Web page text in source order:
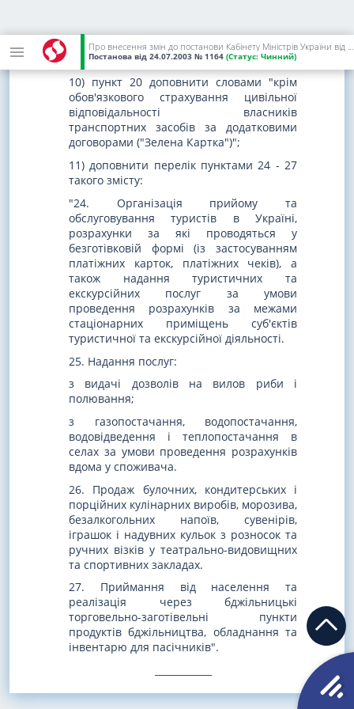
Про внесення змін до постанови Кабінету Міністрів України від 23 серпня 2000 р. N 1336
Постанова від 24.07.2003 № 1164 (Статус: Чинний)
також продаж алкогольних напоїв і
тютюнових виробів";
10) пункт 20 доповнити словами "крім
обов'язкового страхування цивільної
відповідальності власників
транспортних засобів за додатковими
договорами ("Зелена Картка")";
11) доповнити перелік пунктами 24 - 27
такого змісту:
"24. Організація прийому та
обслуговування туристів в Україні,
розрахунки за які проводяться у
безготівковій формі (із застосуванням
платіжних карток, платіжних чеків), а
також надання туристичних та
екскурсійних послуг за умови
проведення розрахунків за межами
стаціонарних приміщень суб'єктів
туристичної та екскурсійної діяльності.
25. Надання послуг:
з видачі дозволів на вилов риби і
полювання;
з газопостачання, водопостачання,
водовідведення і теплопостачання в
селах за умови проведення розрахунків
вдома у споживача.
26. Продаж булочних, кондитерських і
порційних кулінарних виробів, морозива,
безалкогольних напоїв, сувенірів,
іграшок і надувних кульок з розносок та
ручних візків у театрально-видовищних
та спортивних закладах.
27. Приймання від населення та
реалізація через бджільницькі
торговельно-заготівельні пункти
продуктів бджільництва, обладнання та
інвентарю для пасічників".